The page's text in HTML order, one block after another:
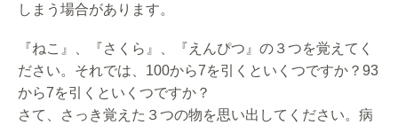
しまう場合があります。
『ねこ』、『さくら』、『えんぴつ』の３つを覚えてく
ださい。 それでは、100から7を引くといくつですか？ 93
から7を引くといくつですか？
さて、さっき覚えた３つの物を思い出してください。 病